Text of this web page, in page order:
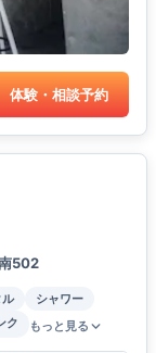
体験・相談予約
502
ル
シャワー
ク もっと見る